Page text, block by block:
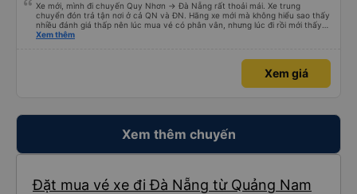
Xe mới, mình đi chuyến Quy Nhơn -> Đà Nẵng rất thoải mái. Xe trung
chuyển đón trả tận nơi ở cả QN và ĐN. Hãng xe mới mà không hiểu sao thấy
nhiều đánh giá thấp nên lúc mua vé có phân vân, nhưng lúc đi rồi mới thấy
tuyệt vời. Mọi nhân viên đều thân thiện, nhiệt tình. Nhắn tin cho anh phụ lái
hoà mạnh, sạch sẽ. Không hiểu sao nhiều đánh giá thấp? Mọi người ủng hộ
nhé, mình đi Quy Nhơn về Đà Nẵng mà cả xe có 7 khách, nhìn thương. Chúc
Xem thêm
Xem giá
Xem thêm chuyến
Đặt mua vé xe đi Đà Nẵng từ Quảng Nam